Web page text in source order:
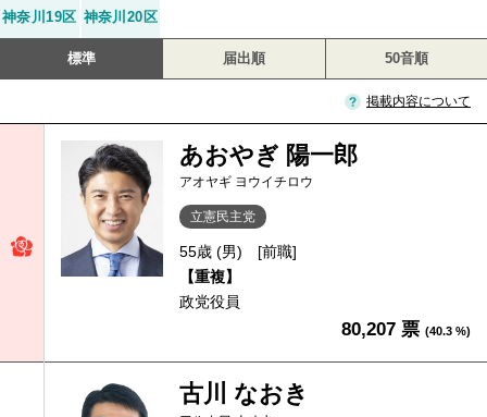
神奈川19区 神奈川20区
標準 届出順 50音順
掲載内容について
あおやぎ 陽一郎
アオヤギ ヨウイチロウ
立憲民主党
55歳 (男)
[前職]
【重複】
政党役員
80,207 票 (40.3 %)
古川 なおき